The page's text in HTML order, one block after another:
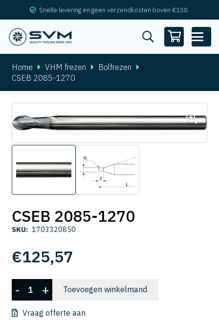
Snelle levering en geen verzendkosten boven €150.
Home VHM frezen
Bolfrezen
CSEB 2085-1270
CSEB 2085-1270
SKU: 1703320850
€125,57
CSEB
2085-
1270
- + Toevoegen winkelmand
Vraag offerte aan